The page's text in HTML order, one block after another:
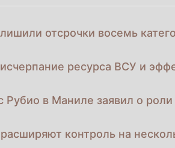
отсрочки восемь
ресурса ВСУ и
Рубио в Маниле заявил о
контроль на